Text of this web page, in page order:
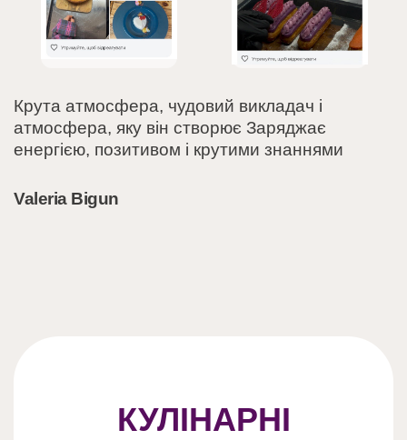
Крута атмосфера, чудовий викладач і
атмосфера, яку він створює Заряджає
енергією, позитивом і крутими знаннями
Valeria Bigun
КУЛІНАРНІ